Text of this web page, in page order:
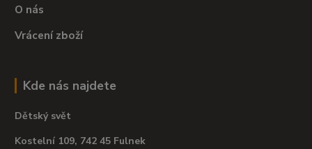
O nás
Vrácení zboží
Kde nás najdete
Dětský svět
Kostelní 109, 742 45 Fulnek